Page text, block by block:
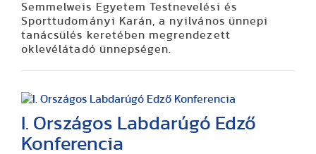
Semmelweis Egyetem Testnevelési és
Sporttudományi Karán, a nyilvános ünnepi
tanácsülés keretében megrendezett
oklevélátadó ünnepségen.
I. Országos Labdarúgó Edző
Konferencia